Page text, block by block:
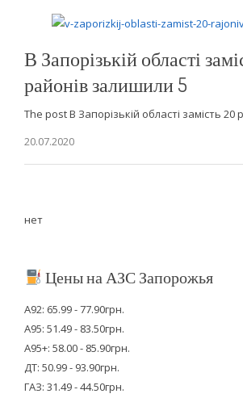
В Запорізькій області
районів залишили 5
The post В Запорізькій області замість 20
20.07.2020
нет
Цены на АЗС Запорожья
А92: 65.99 - 77.90грн.
А95: 51.49 - 83.50грн.
А95+: 58.00 - 85.90грн.
ДТ: 50.99 - 93.90грн.
ГАЗ: 31.49 - 44.50грн.